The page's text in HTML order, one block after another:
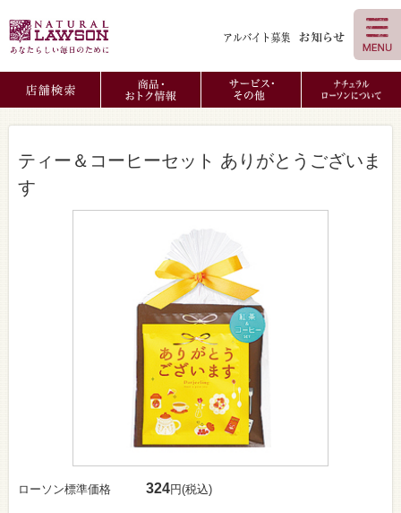
ティー＆コーヒーセット ありがとうございま
す
ローソン標準価格 324円(税込)